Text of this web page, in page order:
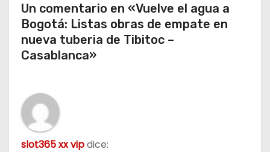
d
a
s
Un comentario en «Vuelve el agua a
Bogotá: Listas obras de empate en
nueva tuberia de Tibitoc –
Casablanca»
slot365 xx vipdice: